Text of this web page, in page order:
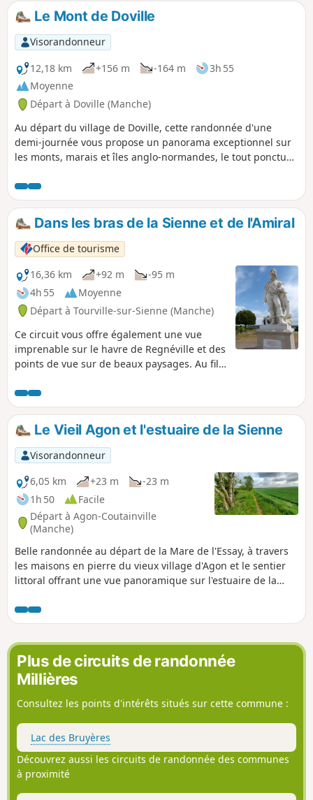
Le Mont de Doville
Visorandonneur
12,18 km
+156 m -164 m
3h 55
Moyenne
Départ à Doville (Manche)
Au départ du village de Doville, cette randonnée d'une
demi-journée vous propose un panorama exceptionnel sur
les monts, marais et îles anglo-normandes, le tout ponctué
plateau de landes rases peuplées d'ajoncs.
Dans les bras de la Sienne et de l'Amiral
Office de tourisme
16,36 km
+92 m
-95 m
4h 55
Moyenne
Départ à Tourville-sur-Sienne (Manche)
Ce circuit vous offre également une vue
imprenable sur le havre de Regnéville et des
points de vue sur de beaux paysages. Au fil
dynamiques et des chemins bucoliques.
Le Vieil Agon et l'estuaire de la Sienne
Visorandonneur
6,05 km
+23 m
-23 m
1h 50
Facile
Départ à Agon-Coutainville
(Manche)
Belle randonnée au départ de la Mare de l'Essay, à travers
les maisons en pierre du vieux village d'Agon et le sentier
littoral offrant une vue panoramique sur l'estuaire de la
Plus de circuits de randonnée
Millières
Consultez les points d'intérêts situés sur cette commune :
Lac des Bruyères
Découvrez aussi les circuits de randonnée des communes
à proximité